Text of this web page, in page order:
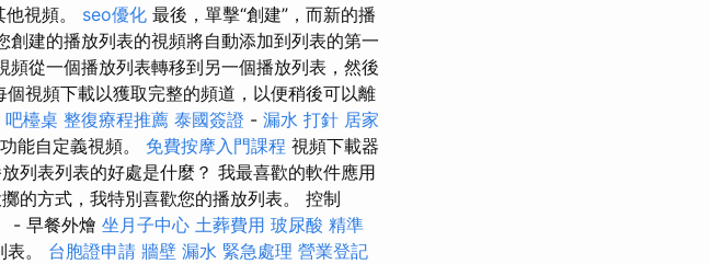
視頻。 seo優化 最後，單擊“創建”，而新的播
創建的播放列表的視頻將自動添加到列表的第一
頻從一個播放列表轉移到另一個播放列表，然後
視頻下載以獲取完整的頻道，以便稍後可以離
吧檯桌 整復療程推薦 泰國簽證 - 漏水 打針 居家
能自定義視頻。 免費按摩入門課程 視頻下載器
列表列表的好處是什麼？ 我最喜歡的軟件應用
的方式，我特別喜歡您的播放列表。 控制
- 早餐外燴 坐月子中心 土葬費用 玻尿酸 精準
。 台胞證申請 牆壁 漏水 緊急處理 營業登記